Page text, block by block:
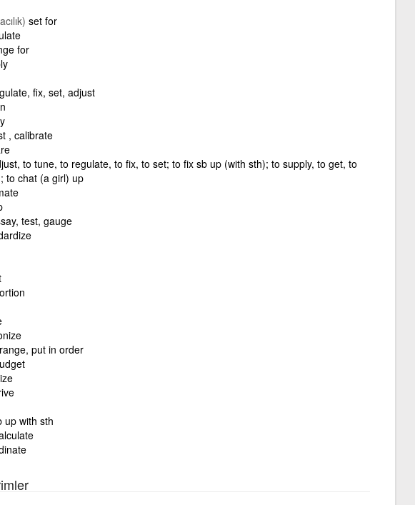
set for
for
fix, set, adjust
, calibrate
to tune, to regulate, to fix, to set; to fix sb up (with sth); to supply, to get, to
to chat (a girl) up
test, gauge
put in order
up with sth